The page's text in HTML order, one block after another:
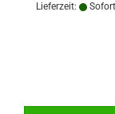
Lieferzeit: